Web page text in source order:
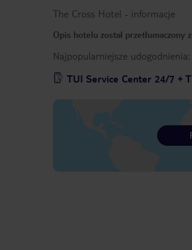
The Cross Hotel - informacje
Opis hotelu został przetłumaczony
Najpopularniejsze udogodnienia:
TUI Service Center 24/7 +